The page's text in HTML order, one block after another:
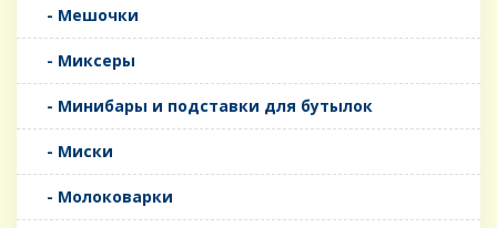
- Мешочки
- Миксеры
- Минибары и подставки для бутылок
- Миски
- Молоковарки